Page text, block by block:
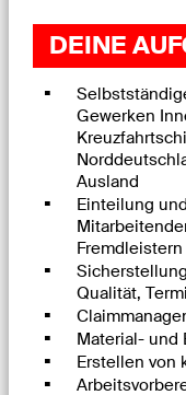
DEINE
Gewerken
Ausland
Einteilung
Fremdleistern
Qualität,
Material-
Erstellen von